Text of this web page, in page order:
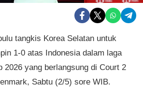
tangkis Korea Selatan untuk
1-0 atas Indonesia dalam laga
2026 yang berlangsung di Court 2
Sabtu (2/5) sore WIB.